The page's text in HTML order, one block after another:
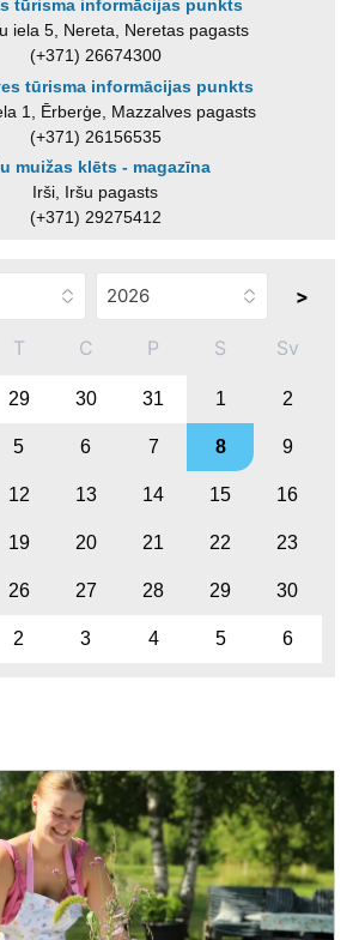
tūrisma informācijas punkts
iela 5, Nereta, Neretas pagasts
(+371) 26674300
tūrisma informācijas punkts
1, Ērberģe, Mazzalves pagasts
(+371) 26156535
muižas klēts - magazīna
Irši, Iršu pagasts
(+371) 29275412
>
T C P S Sv
29 30 31 1 2
5 6 7 8 9
12 13 14 15 16
19 20 21 22 23
26 27 28 29 30
2 3 4 5 6